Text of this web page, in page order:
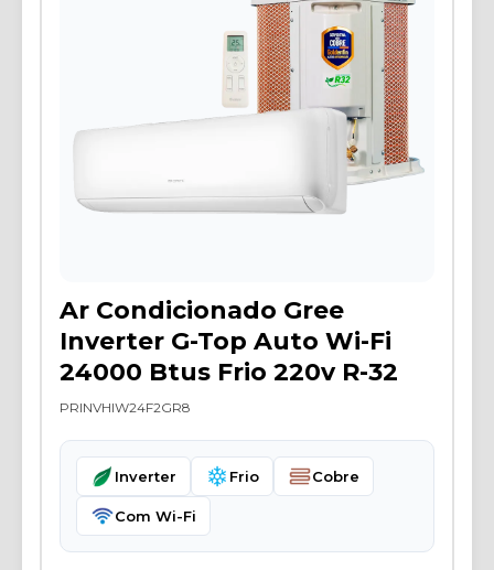
Ar Condicionado Gree
Inverter G-Top Auto Wi-Fi
24000 Btus Frio 220v R-32
PRINVHIW24F2GR8
Inverter Frio Cobre
Com Wi-Fi